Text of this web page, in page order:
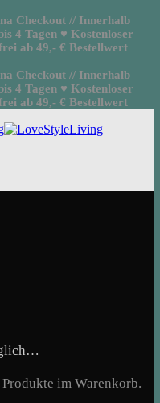
Checkout // Innerhalb
4 Tagen ♥ Kostenloser
ab 49,- € Bestellwert
Checkout // Innerhalb
4 Tagen ♥ Kostenloser
ab 49,- € Bestellwert
im Warenkorb.